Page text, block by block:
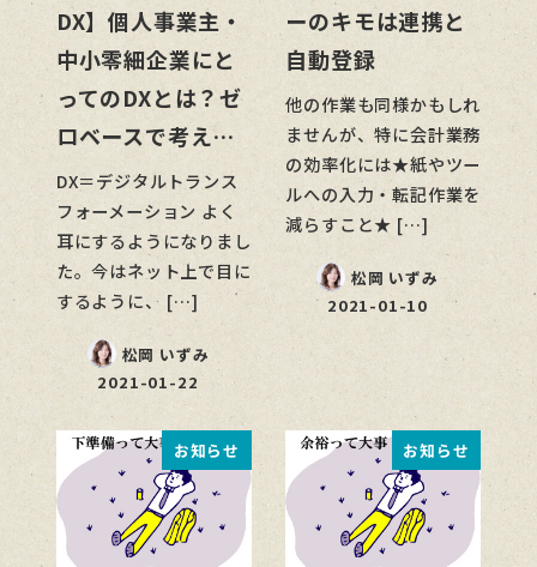
DX】個人事業主・
中小零細企業にと
ってのDXとは？ゼ
ロベースで考え…
DX＝デジタルトランス
フォーメーション よく
耳にするようになりまし
た。今はネット上で目に
するように、 […]
松岡 いずみ
2021-01-22
ーのキモは連携と
自動登録
他の作業も同様かもしれ
ませんが、特に会計業務
の効率化には★紙やツー
ルへの入力・転記作業を
減らすこと★ […]
松岡 いずみ
2021-01-10
お知らせ お知らせ